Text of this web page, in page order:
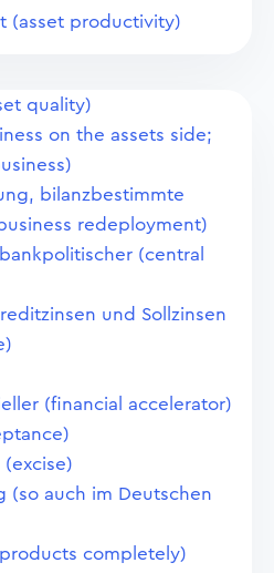
(asset productivity)
quality)
on the assets side;
bilanzbestimmte
redeployment)
(central
und Sollzinsen
(financial accelerator)
(excise)
(so auch im Deutschen
completely)